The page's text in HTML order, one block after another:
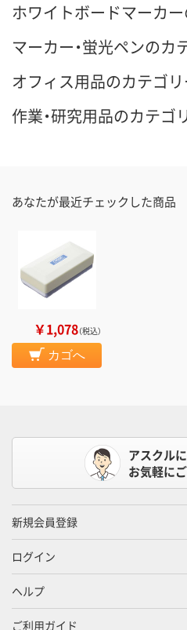
ホワイトボードマーカ
マーカー・蛍光ペンのカ
オフィス用品のカテゴリ
作業・研究用品のカテゴ
あなたが最近チェックした商品
￥1,078（税込）
カゴへ
アスクル
お気軽に
新規会員登録
ログイン
ヘルプ
ご利用ガイド